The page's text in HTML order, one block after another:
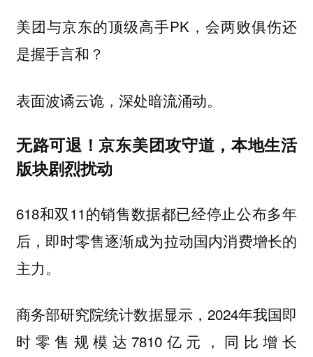
美团与京东的顶级高手PK，会两败俱伤还
是握手言和？
表面波谲云诡，深处暗流涌动。
无路可退！京东美团攻守道，本地生活
版块剧烈扰动
618和双11的销售数据都已经停止公布多年
后，即时零售逐渐成为拉动国内消费增长的
主力。
商务部研究院统计数据显示，2024年我国即
时零售规模达7810亿元，同比增长